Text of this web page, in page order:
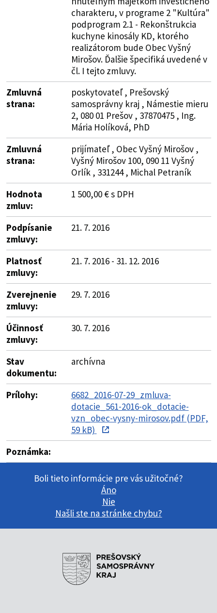
charakteru, v programe 2 "Kultúra"
podprogram 2.1 - Rekonštrukcia
kuchyne kinosály KD, ktorého
realizátorom bude Obec Vyšný
Mirošov. Ďalšie špecifiká uvedené v
čl. I tejto zmluvy.
Zmluvná
strana:
poskytovateľ , Prešovský
samosprávny kraj , Námestie mieru
2, 080 01 Prešov , 37870475 , Ing.
Mária Holíková, PhD
Zmluvná
strana:
prijímateľ , Obec Vyšný Mirošov ,
Vyšný Mirošov 100, 090 11 Vyšný
Orlík , 331244 , Michal Petraník
Hodnota
zmluv:
1 500,00 € s DPH
Podpísanie
zmluvy:
21. 7. 2016
Platnosť
zmluvy:
21. 7. 2016 - 31. 12. 2016
Zverejnenie
zmluvy:
29. 7. 2016
Účinnosť
zmluvy:
30. 7. 2016
Stav
dokumentu:
archívna
Prílohy:
6682_2016-07-29_zmluva-
dotacie_561-2016-ok_dotacie-
vzn_obec-vysny-mirosov.pdf (PDF,
59 kB)
Poznámka:
Boli tieto informácie pre vás užitočné?
Áno
Nie
Našli ste na stránke chybu?